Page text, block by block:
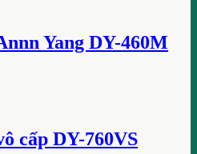
Yang DY-460M
cấp DY-760VS